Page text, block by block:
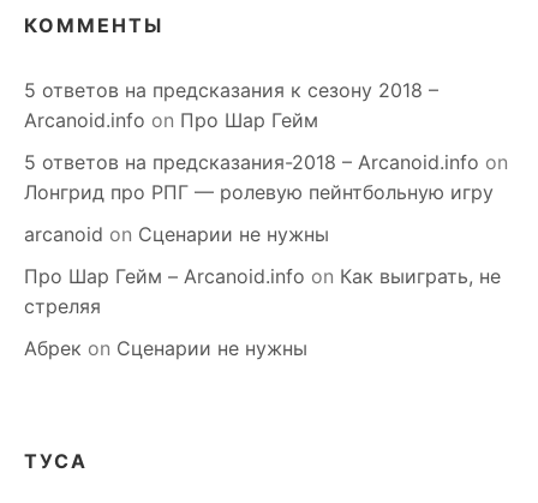
КОММЕНТЫ
5 ответов на предсказания к сезону 2018 –
Arcanoid.info on Про Шар Гейм
5 ответов на предсказания-2018 – Arcanoid.info on
Лонгрид про РПГ — ролевую пейнтбольную игру
arcanoid on Сценарии не нужны
Про Шар Гейм – Arcanoid.info on Как выиграть, не
стреляя
Абрек on Сценарии не нужны
ТУСА